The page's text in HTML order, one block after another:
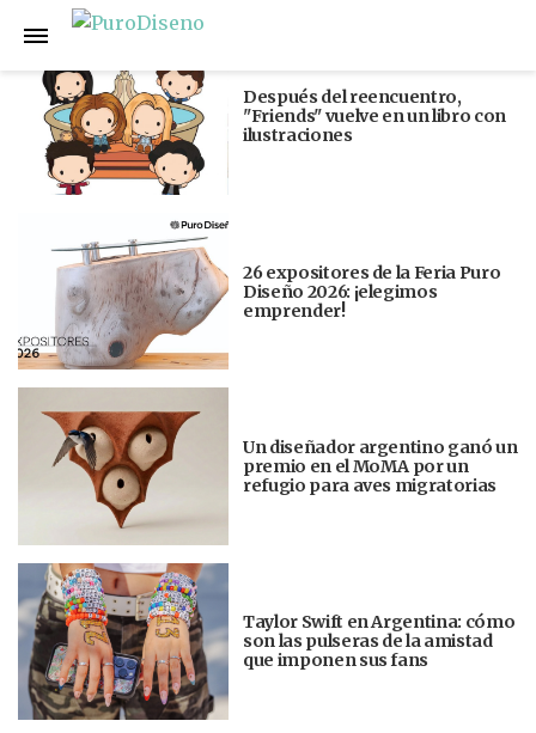
Anterior
Después del reencuentro,
"Friends" vuelve en un libro con
ilustraciones
26 expositores de la Feria Puro
Diseño 2026: ¡elegimos
emprender!
Un diseñador argentino ganó un
premio en el MoMA por un
refugio para aves migratorias
Taylor Swift en Argentina: cómo
son las pulseras de la amistad
que imponen sus fans
Siguiente